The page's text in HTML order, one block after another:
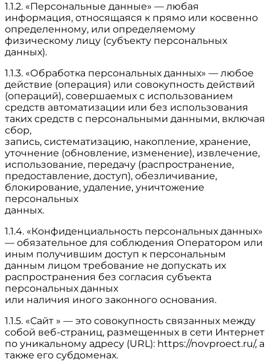
1.1.2. «Персональные данные» — любая
информация, относящаяся к прямо или косвенно
определенному, или определяемому
физическому лицу (субъекту персональных
данных).
1.1.3. «Обработка персональных данных» — любое
действие (операция) или совокупность действий
(операций), совершаемых с использованием
средств автоматизации или без использования
таких средств с персональными данными, включая
сбор,
запись, систематизацию, накопление, хранение,
уточнение (обновление, изменение), извлечение,
использование, передачу (распространение,
предоставление, доступ), обезличивание,
блокирование, удаление, уничтожение
персональных
данных.
1.1.4. «Конфиденциальность персональных данных»
— обязательное для соблюдения Оператором или
иным получившим доступ к персональным
данным лицом требование не допускать их
распространения без согласия субъекта
персональных данных
или наличия иного законного основания.
1.1.5. «Сайт » — это совокупность связанных между
собой веб-страниц, размещенных в сети Интернет
по уникальному адресу (URL): https://novproect.ru/, а
также его субдоменах.